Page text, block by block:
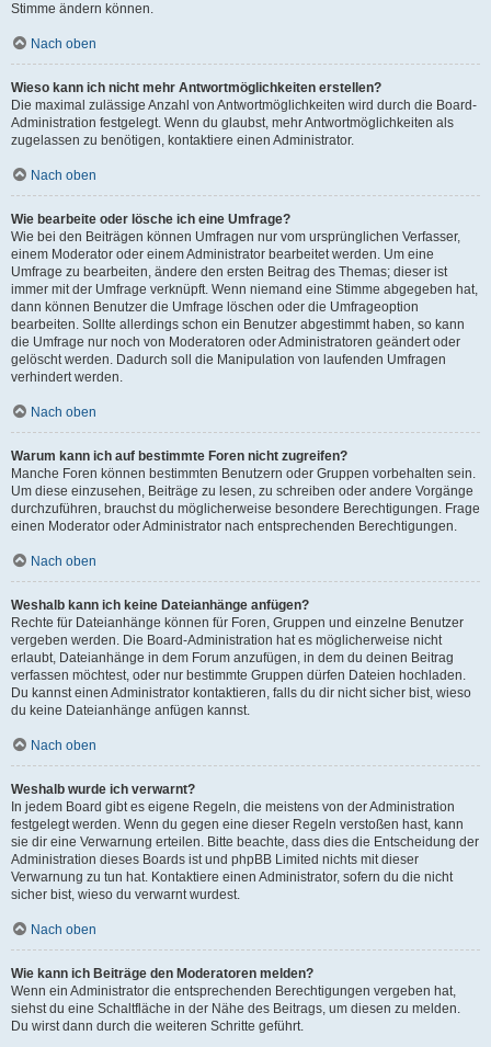
Stimme ändern können.
Nach oben
Wieso kann ich nicht mehr Antwortmöglichkeiten erstellen?
Die maximal zulässige Anzahl von Antwortmöglichkeiten wird durch die Board-
Administration festgelegt. Wenn du glaubst, mehr Antwortmöglichkeiten als
zugelassen zu benötigen, kontaktiere einen Administrator.
Nach oben
Wie bearbeite oder lösche ich eine Umfrage?
Wie bei den Beiträgen können Umfragen nur vom ursprünglichen Verfasser,
einem Moderator oder einem Administrator bearbeitet werden. Um eine
Umfrage zu bearbeiten, ändere den ersten Beitrag des Themas; dieser ist
immer mit der Umfrage verknüpft. Wenn niemand eine Stimme abgegeben hat,
dann können Benutzer die Umfrage löschen oder die Umfrageoption
bearbeiten. Sollte allerdings schon ein Benutzer abgestimmt haben, so kann
die Umfrage nur noch von Moderatoren oder Administratoren geändert oder
gelöscht werden. Dadurch soll die Manipulation von laufenden Umfragen
verhindert werden.
Nach oben
Warum kann ich auf bestimmte Foren nicht zugreifen?
Manche Foren können bestimmten Benutzern oder Gruppen vorbehalten sein.
Um diese einzusehen, Beiträge zu lesen, zu schreiben oder andere Vorgänge
durchzuführen, brauchst du möglicherweise besondere Berechtigungen. Frage
einen Moderator oder Administrator nach entsprechenden Berechtigungen.
Nach oben
Weshalb kann ich keine Dateianhänge anfügen?
Rechte für Dateianhänge können für Foren, Gruppen und einzelne Benutzer
vergeben werden. Die Board-Administration hat es möglicherweise nicht
erlaubt, Dateianhänge in dem Forum anzufügen, in dem du deinen Beitrag
verfassen möchtest, oder nur bestimmte Gruppen dürfen Dateien hochladen.
Du kannst einen Administrator kontaktieren, falls du dir nicht sicher bist, wieso
du keine Dateianhänge anfügen kannst.
Nach oben
Weshalb wurde ich verwarnt?
In jedem Board gibt es eigene Regeln, die meistens von der Administration
festgelegt werden. Wenn du gegen eine dieser Regeln verstoßen hast, kann
sie dir eine Verwarnung erteilen. Bitte beachte, dass dies die Entscheidung der
Administration dieses Boards ist und phpBB Limited nichts mit dieser
Verwarnung zu tun hat. Kontaktiere einen Administrator, sofern du die nicht
sicher bist, wieso du verwarnt wurdest.
Nach oben
Wie kann ich Beiträge den Moderatoren melden?
Wenn ein Administrator die entsprechenden Berechtigungen vergeben hat,
siehst du eine Schaltfläche in der Nähe des Beitrags, um diesen zu melden.
Du wirst dann durch die weiteren Schritte geführt.